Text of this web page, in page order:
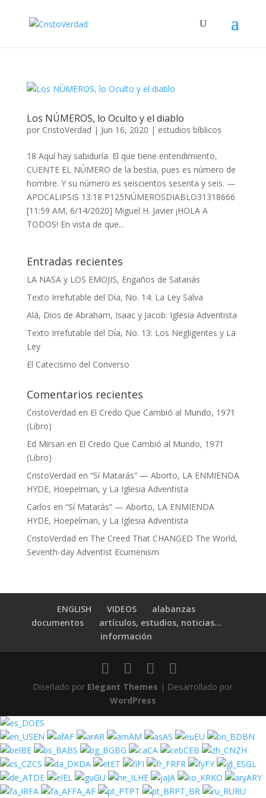
Los NÚMEROS, lo Oculto y el diablo
por CristoVerdad | Jun 16, 2020 | estudios bíblicos
18 Aquí hay sabiduría. El que tiene entendimiento,
CUENTE EL NÚMERO de la bestia, pues es número de
hombre. Y su número es seiscientos sesenta y seis. —
APOCALIPSIS 13:18 P125NÚMEROSDIABLO31318666
[11:59 AM, 6/14/2020] Miguel H. Javier ¡HOLA A
TODOS! En vista de que...
Entradas recientes
LA NASA y LOS EMOJIS, Engaños de Satanás
Texto Irrefutable del Día, No. 14: La Ley Salva
Alá, Dios de Abraham, Isaac y Jacob: Iglesia Adventista
Texto Irrefutable del Día, No. 13: Los Negligentes y La
Ley
El Catecismo del Converso
Comentarios recientes
CristoVerdad en El Credo Que Cambió al Mundo, 1971
(Libro)
Ed Mirsan en El Credo Que Cambió al Mundo, 1971
(Libro)
CristoVerdad en “Sí Matarás” — Aborto, LA ENMIENDA
HYDE, Hoepelman, y La Iglesia Adventista
Carlos en “Sí Matarás” — Aborto, LA ENMIENDA
HYDE, Hoepelman, y La Iglesia Adventista
CristoVerdad en The Creed That CHANGED The World,
Seventh-day Adventist Ecumenism
ENGLISH VIDEOS
alabanzas
documentos
artículos, estudios, noticias…
información
Diseñado por Elegant Themes | Desarrollado por
WordPress
ES
EN
AF AR AM AS EU
BN
BE
BS BG CA CEB
ZH
CS
DA ET FI FR FY
GL
DE
EL GU HE JA KO
ARY
FA
FA_AF PT PT_BR RU